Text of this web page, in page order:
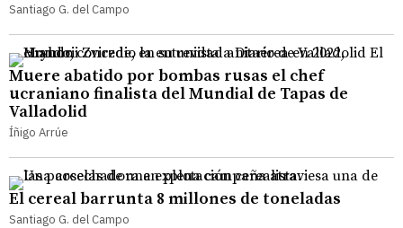
Santiago G. del Campo
Muere abatido por bombas rusas el chef
ucraniano finalista del Mundial de Tapas de
Valladolid
Íñigo Arrúe
El cereal barrunta 8 millones de toneladas
Santiago G. del Campo